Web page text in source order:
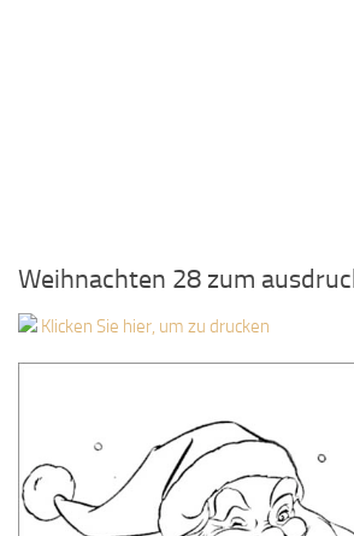
Weihnachten 28 zum
Klicken Sie hier, um zu drucken